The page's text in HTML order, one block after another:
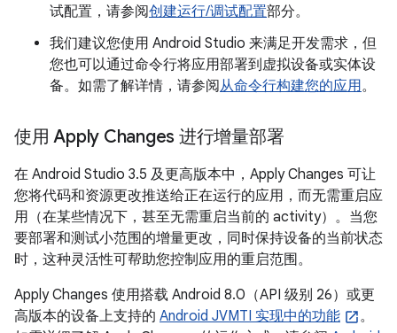
试配置，请参阅创建运行/调试配置部分。
我们建议您使用 Android Studio 来满足开发需求，但
您也可以通过命令行将应用部署到虚拟设备或实体设
备。如需了解详情，请参阅从命令行构建您的应用。
使用 Apply Changes 进行增量部署
在 Android Studio 3.5 及更高版本中，Apply Changes 可让
您将代码和资源更改推送给正在运行的应用，而无需重启应
用（在某些情况下，甚至无需重启当前的 activity）。当您
要部署和测试小范围的增量更改，同时保持设备的当前状态
时，这种灵活性可帮助您控制应用的重启范围。
Apply Changes 使用搭载 Android 8.0（API 级别 26）或更
高版本的设备上支持的 Android JVMTI 实现中的功能
。